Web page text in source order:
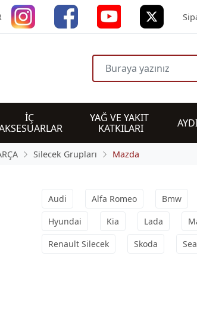
İÇ
YAĞ VE YAKIT
KATKILARI
Silecek Grupları Mazda
Audi Alfa Romeo Bmw
Hyundai
Kia Lada
Renault Silecek
Skoda